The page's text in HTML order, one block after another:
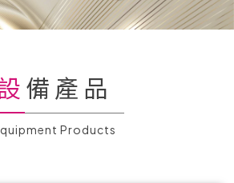
設備產品
Equipment Products